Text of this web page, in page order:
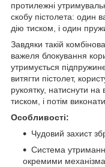
протилежні
скобу пістолета: один
дію тиском, і один
Завдяки такій
важеля блокування
утримується
витягти пістолет,
рукоятку, натиснути на
тиском, і потім
Особливості:
Чудовий захист
Система
окремими